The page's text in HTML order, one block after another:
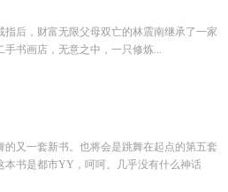
指后，财富无限父母双亡的林震南继承了一家
手书画店，无意之中，一只修炼...
的又一套新书。也将会是跳舞在起点的第五套
本书是都市YY，呵呵。几乎没有什么神话